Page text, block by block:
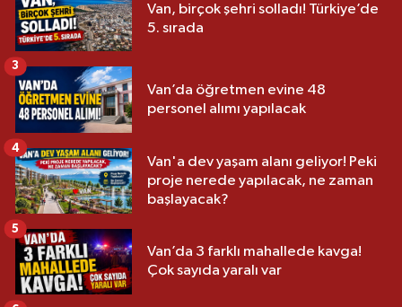
Van, birçok şehri solladı! Türkiye’de
5. sırada
Van’da öğretmen evine 48
personel alımı yapılacak
3
Van'a dev yaşam alanı geliyor! Peki
proje nerede yapılacak, ne zaman
başlayacak?
4
Van’da 3 farklı mahallede kavga!
Çok sayıda yaralı var
5